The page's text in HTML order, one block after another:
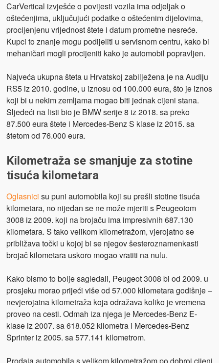
CarVertical izvješće o povijesti vozila ima odjeljak o
oštećenjima, uključujući podatke o oštećenim dijelovima,
procijenjenu vrijednost štete i datum prometne nesreće.
Kupci to znanje mogu podijeliti u servisnom centru, kako bi
mehaničari mogli procijeniti kako je automobil popravljen.
Najveća ukupna šteta u Hrvatskoj zabilježena je na Audiju
RS5 iz 2010. godine, u iznosu od 100.000 eura, što je iznos
koji bi u nekim zemljama mogao biti jednak cijeni stana.
Sljedeći na listi bio je BMW serije 8 iz 2018. sa preko
87.500 eura štete i Mercedes-Benz S klase iz 2015. sa
štetom od 76.000 eura.
Kilometraža se smanjuje za stotine
tisuća kilometara
Oglasnici su puni automobila koji su prešli stotine tisuća
kilometara, no nijedan se ne može mjeriti s Peugeotom
3008 iz 2009. koji na brojaču ima impresivnih 687.130
kilometara. S tako velikom kilometražom, vjerojatno se
približava točki u kojoj bi se njegov šesteroznamenkasti
brojač kilometara uskoro mogao vratiti na nulu.
Kako bismo to bolje sagledali, Peugeot 3008 bi od 2009. u
prosjeku morao prijeći više od 57.000 kilometara godišnje –
nevjerojatna kilometraža koja odražava koliko je vremena
proveo na cesti. Odmah iza njega je Mercedes-Benz E-
klase iz 2007. sa 618.052 kilometra i Mercedes-Benz
Sprinter iz 2005. sa 577.141 kilometrom.